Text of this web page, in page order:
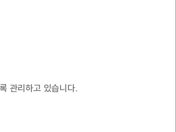
을 기록 관리하고 있습니다.